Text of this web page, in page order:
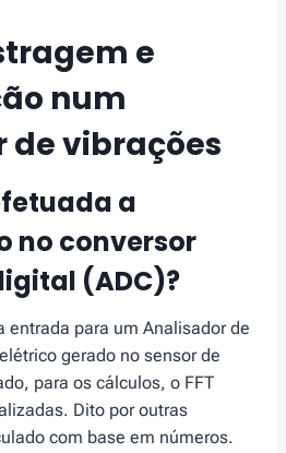
e
num
de vibrações
a
no conversor
(ADC)?
entrada para um Analisador de
gerado no sensor de
para os cálculos, o FFT
Dito por outras
com base em números.